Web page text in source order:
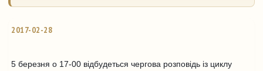
2017-02-28
5 березня о 17-00 відбудеться чергова розповідь із циклу